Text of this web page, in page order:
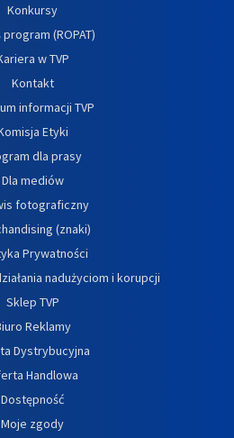
Konkursy
program (ROPAT)
w TVP
Kontakt
informacji TVP
Etyki
dla prasy
Dla mediów
fotograficzny
(znaki)
Prywatności
nadużyciom i korupcji
Sklep TVP
Reklamy
Dystrybucyjna
Handlowa
Dostępność
Moje zgody